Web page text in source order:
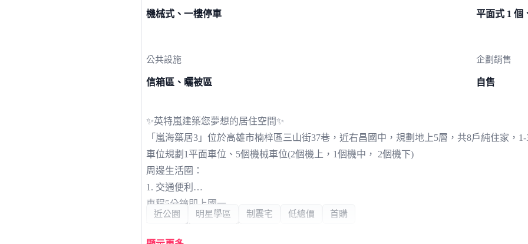
機械式、一樓停車 平面式 1 個
公共設施
信箱區、曬被區
企劃銷售
自售
✨英特嵐建築您夢想的居住空間✨
「嵐海築居3」位於高雄市楠梓區三山街37巷，近右昌國中，規劃地上5層，共8戶純住家，1-
車位規劃1平面車位、5個機械車位(2個機上，1個機中， 2個機下)
周邊生活圈：
1. 交通便利
車程5分鐘即上國一
車程7分鐘即達捷運油廠國小站
車程18分鐘即達左營高鐵站
近公園 明星學區 制震宅 低總價 首購